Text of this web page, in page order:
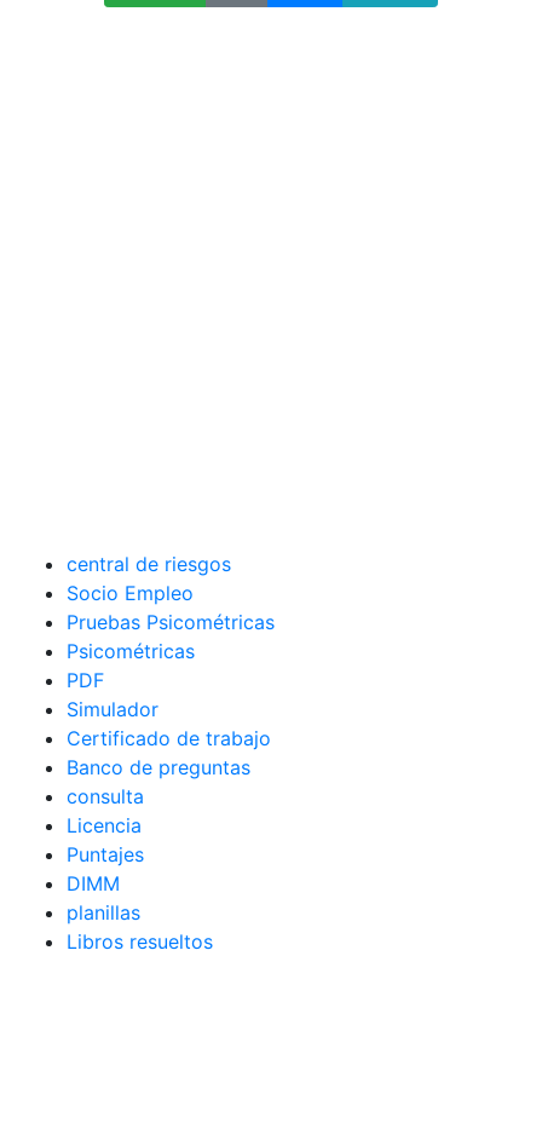
central de riesgos
Socio Empleo
Pruebas Psicométricas
Psicométricas
PDF
Simulador
Certificado de trabajo
Banco de preguntas
consulta
Licencia
Puntajes
DIMM
planillas
Libros resueltos